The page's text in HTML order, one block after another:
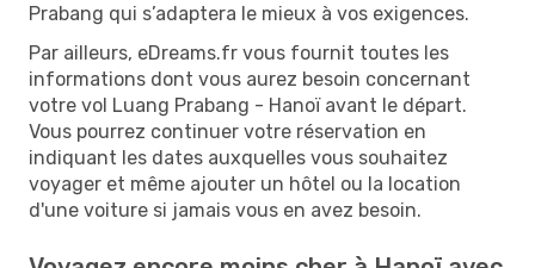
Prabang qui s’adaptera le mieux à vos exigences.
Par ailleurs, eDreams.fr vous fournit toutes les
informations dont vous aurez besoin concernant
votre vol Luang Prabang - Hanoï avant le départ.
Vous pourrez continuer votre réservation en
indiquant les dates auxquelles vous souhaitez
voyager et même ajouter un hôtel ou la location
d'une voiture si jamais vous en avez besoin.